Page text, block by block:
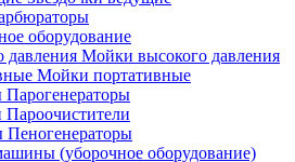
оборудование
Мойки высокого давления
Мойки портативные
Парогенераторы
Пароочистители
Пеногенераторы